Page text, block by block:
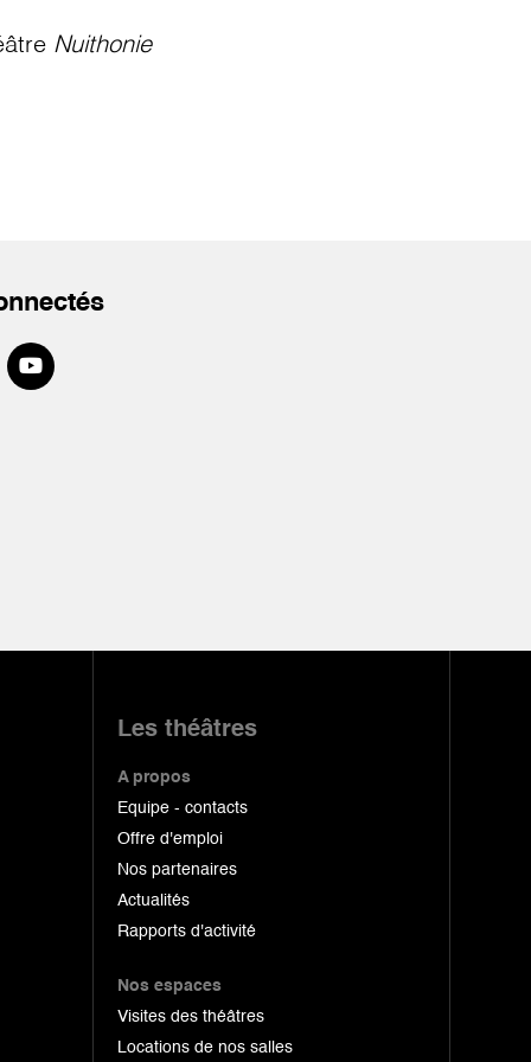
Nuithonie
Les théâtres
A propos
Equipe - contacts
Offre d'emploi
Nos partenaires
Actualités
Rapports d'activité
Nos espaces
Visites des théâtres
Locations de nos salles